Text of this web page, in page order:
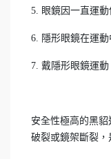
5. 眼鏡因一直運動
6. 隱形眼鏡在運動
7. 戴隱形眼鏡運
安全性極高的黑
破裂或鏡架斷裂，